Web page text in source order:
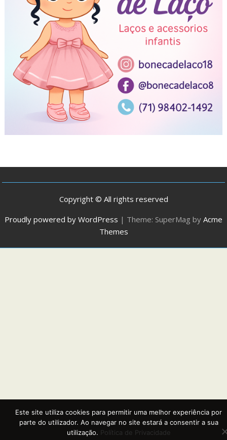
Copyright © All rights reserved
Proudly powered by WordPress | Theme: SuperMag by Acme
Themes
Este site utiliza cookies para permitir uma melhor experiência por
parte do utilizador. Ao navegar no site estará a consentir a sua
utilização. Política de Privacidade